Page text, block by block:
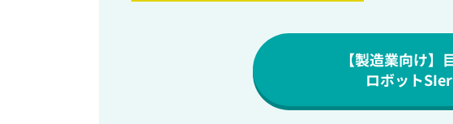
【製造業向け】
ロボット